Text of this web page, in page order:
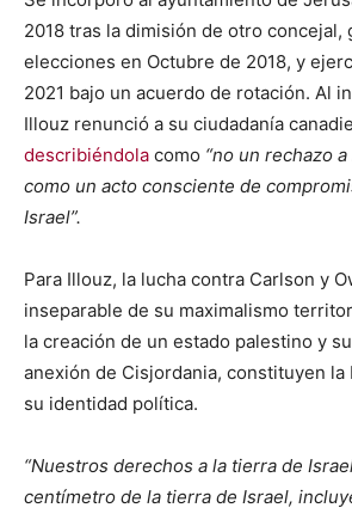
2018 tras la dimisión de otro concejal,
elecciones en Octubre de 2018, y
2021 bajo un acuerdo de rotación. Al
Illouz renunció a su ciudadanía
describiéndola como “no un rechazo
como un acto consciente de
Israel”.
Para Illouz, la lucha contra Carlson y
inseparable de su maximalismo
la creación de un estado palestino y
anexión de Cisjordania, constituyen la
su identidad política.
“Nuestros derechos a la tierra de
centímetro de la tierra de Israel,